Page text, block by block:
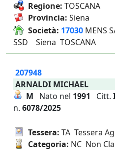
Regione: TOSCANA
Provincia: Siena
Società: 17030 MENS
SSD Siena TOSCANA
207948
ARNALDI MICHAEL
M Nato nel 1991 Citt.
n. 6078/2025
Tessera: TA Tessera
Categoria: NC Non